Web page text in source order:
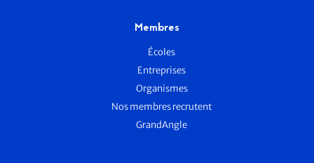
Membres
Écoles
Entreprises
Organismes
Nos membres recrutent
GrandAngle